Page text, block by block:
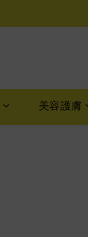
美容護膚